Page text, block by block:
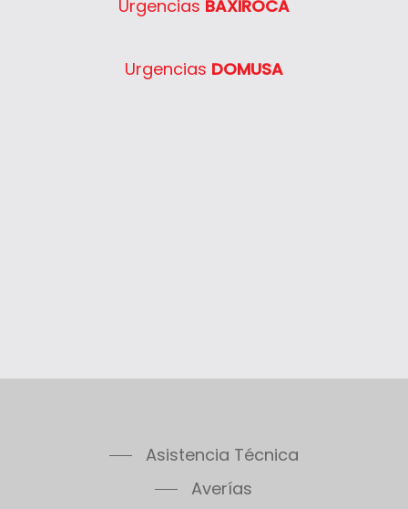
Urgencias BAXIROCA
Urgencias DOMUSA
Asistencia Técnica
Averías